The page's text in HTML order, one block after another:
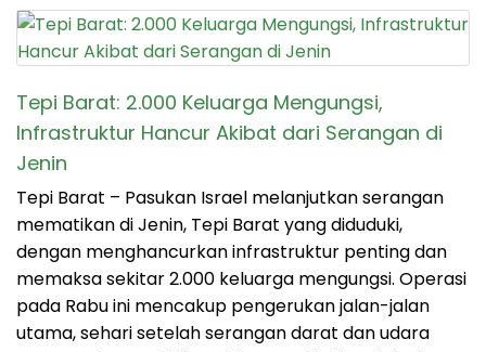
Tepi Barat: 2.000 Keluarga Mengungsi,
Infrastruktur Hancur Akibat dari Serangan di
Jenin
Tepi Barat – Pasukan Israel melanjutkan serangan
mematikan di Jenin, Tepi Barat yang diduduki,
dengan menghancurkan infrastruktur penting dan
memaksa sekitar 2.000 keluarga mengungsi. Operasi
pada Rabu ini mencakup pengerukan jalan-jalan
utama, sehari setelah serangan darat dan udara